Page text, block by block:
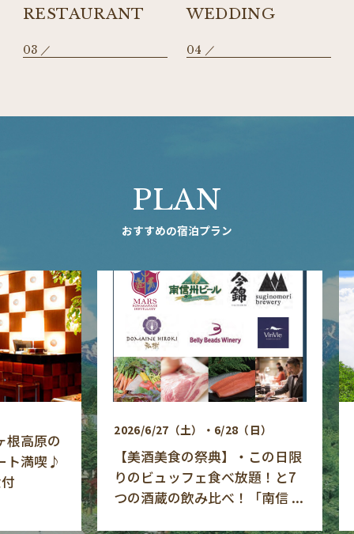
RESTAURANT
03
WEDDING
04
PLAN
おすすめの宿泊プラン
の
喫♪
2026/6/27（土）・6/28（日）
【美酒美食の祭典】・この日限
りのビュッフェ食べ放題！と7
つの酒蔵の飲み比べ！「南信 ...
【天
ェイ